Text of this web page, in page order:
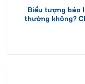
Biểu tượng báo
thường không?